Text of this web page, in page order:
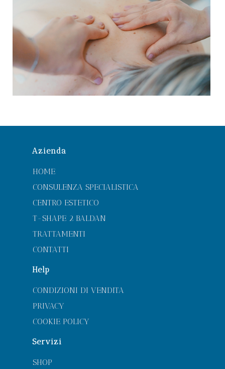
Azienda
HOME
CONSULENZA SPECIALISTICA
CENTRO ESTETICO
T-SHAPE 2 BALDAN
TRATTAMENTI
CONTATTI
Help
CONDIZIONI DI VENDITA
PRIVACY
COOKIE POLICY
Servizi
SHOP